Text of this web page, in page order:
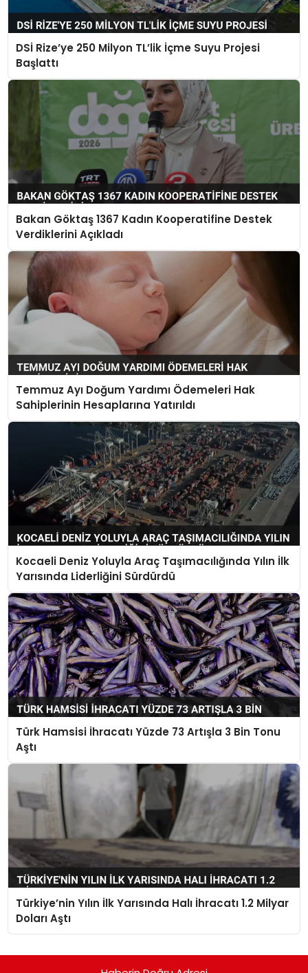
DSİ Rize’ye 250 Milyon TL’lik İçme Suyu Projesi
Başlattı
Bakan Göktaş 1367 Kadın Kooperatifine Destek
Verdiklerini Açıkladı
Temmuz Ayı Doğum Yardımı Ödemeleri Hak
Sahiplerinin Hesaplarına Yatırıldı
Kocaeli Deniz Yoluyla Araç Taşımacılığında Yılın İlk
Yarısında Liderliğini Sürdürdü
Türk Hamsisi İhracatı Yüzde 73 Artışla 3 Bin Tonu
Aştı
Türkiye’nin Yılın İlk Yarısında Halı İhracatı 1.2 Milyar
Doları Aştı